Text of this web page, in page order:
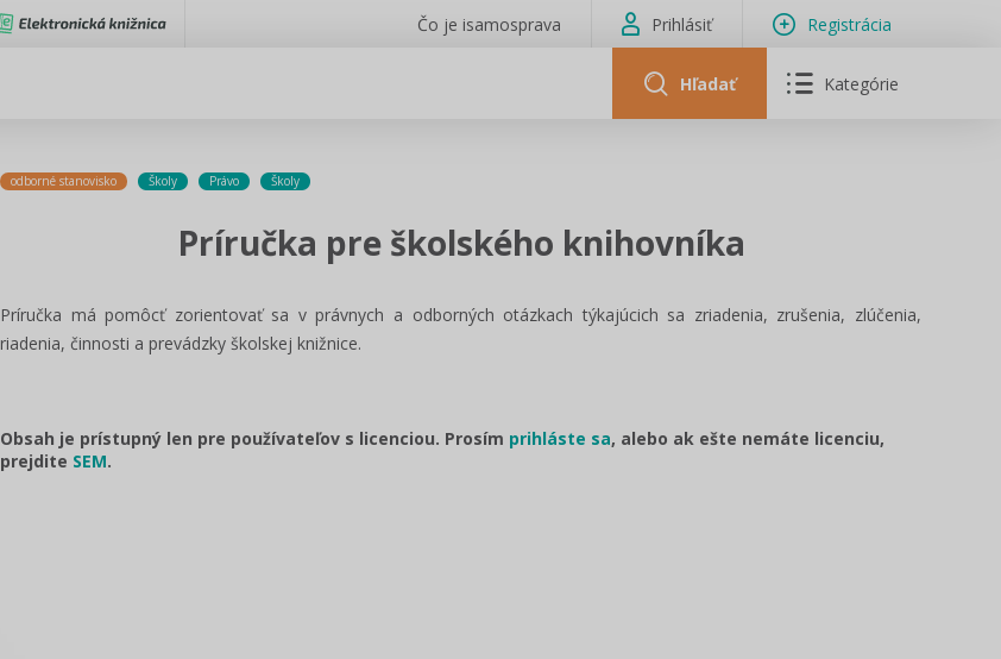
Čo je isamosprava Prihlásiť Registrácia
Hľadať Kategórie
odborné stanovisko Školy Právo Školy
Príručka pre školského knihovníka
Príručka má pomôcť zorientovať sa v právnych a odborných otázkach týkajúcich sa zriadenia, zrušenia, zlúčenia,
riadenia, činnosti a prevádzky školskej knižnice.
Obsah je prístupný len pre používateľov s licenciou. Prosím prihláste sa, alebo ak ešte nemáte licenciu,
prejdite SEM.